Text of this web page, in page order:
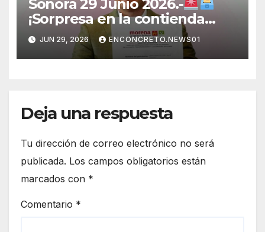
Sonora 29 Junio 2026.-
¡Sorpresa en la contienda
rumbo a 2027! Omar Del Valle
entra de última hora a la
carrera en Sonora
JUN 29, 2026 ENCONCRETO.NEWS01
Deja una respuesta
Tu dirección de correo electrónico no será
publicada. Los campos obligatorios están
marcados con *
Comentario *